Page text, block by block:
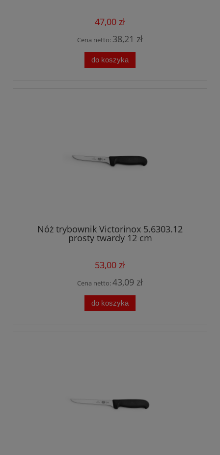
47,00 zł
Cena netto: 38,21 zł
do koszyka
Nóż trybownik Victorinox 5.6303.12
prosty twardy 12 cm
53,00 zł
Cena netto:43,09 zł
do koszyka